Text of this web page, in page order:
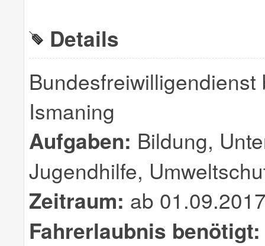
Details
Ismaning
Aufgaben: Bildung,
Jugendhilfe,
Zeitraum: ab
Fahrerlaubnis benötigt: